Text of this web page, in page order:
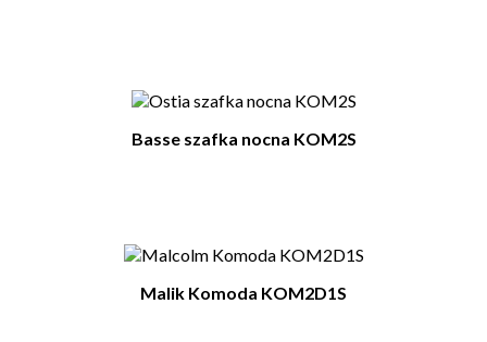
Basse szafka nocna KOM2S
Malik Komoda KOM2D1S